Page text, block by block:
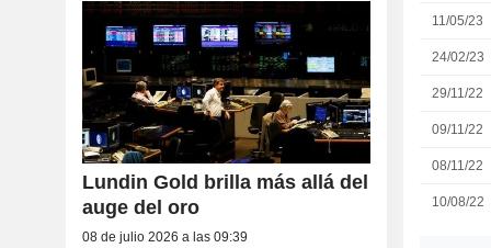
11/05/23
24/02/23
29/11/22
09/11/22
08/11/22
10/08/22
Lundin Gold brilla más allá del
auge del oro
08 de julio 2026 a las 09:39